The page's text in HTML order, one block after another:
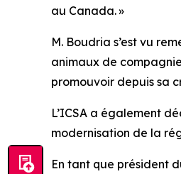
au Canada. »
M. Boudria s’est vu
animaux de
promouvoir depuis sa
L’ICSA a également
modernisation de la
En tant que président